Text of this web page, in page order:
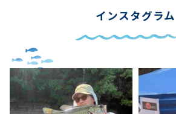
インスタグラム